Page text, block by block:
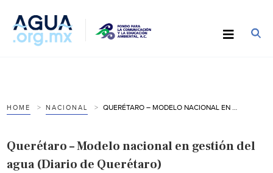
HOME NACIONAL
Querétaro – Modelo nacional en gestión del
agua (Diario de Querétaro)